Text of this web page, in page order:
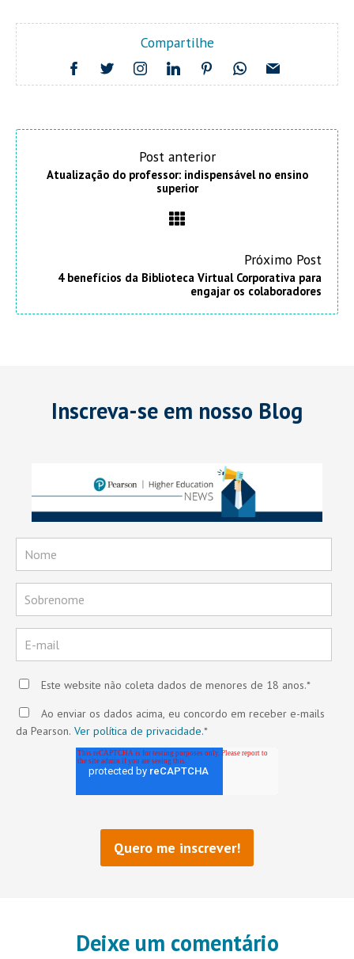
Compartilhe
Post anterior
Atualização do professor: indispensável no ensino
superior
Próximo Post
4 benefícios da Biblioteca Virtual Corporativa para
engajar os colaboradores
Inscreva-se em nosso Blog
Este website não coleta dados de menores de 18 anos.*
Ao enviar os dados acima, eu concordo em receber e-mails
da Pearson. Ver política de privacidade.*
Deixe um comentário